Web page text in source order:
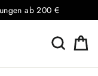
ab 200 €
Suche